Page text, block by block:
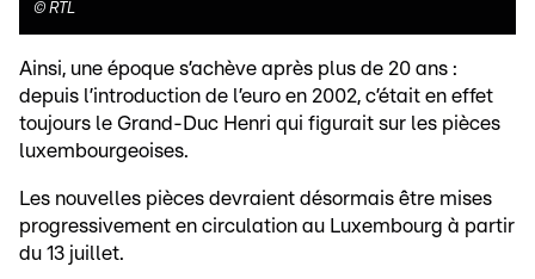
© RTL
Ainsi, une époque s’achève après plus de 20 ans :
depuis l’introduction de l’euro en 2002, c’était en effet
toujours le Grand-Duc Henri qui figurait sur les pièces
luxembourgeoises.
Les nouvelles pièces devraient désormais être mises
progressivement en circulation au Luxembourg à partir
du 13 juillet.